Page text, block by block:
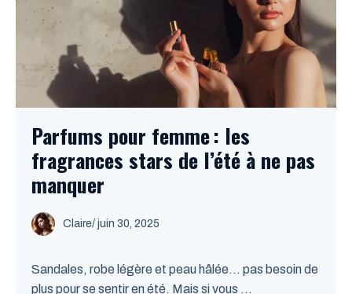
Parfums pour femme : les
fragrances stars de l’été à ne pas
manquer
Claire/ juin 30, 2025
Sandales, robe légère et peau hâlée… pas besoin de
plus pour se sentir en été. Mais si vous ...